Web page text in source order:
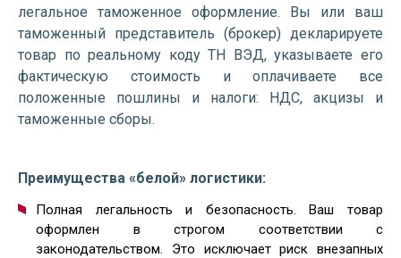
легальное таможенное оформление. Вы или ваш
таможенный представитель (брокер) декларируете
товар по реальному коду ТН ВЭД, указываете его
фактическую стоимость и оплачиваете все
положенные пошлины и налоги: НДС, акцизы и
таможенные сборы.
Преимущества «белой» логистики:
Полная легальность и безопасность. Ваш товар
оформлен в строгом соответствии с
законодательством. Это исключает риск внезапных